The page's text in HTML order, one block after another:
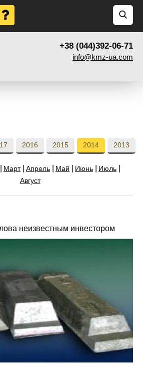
+38 (044)392-06-71
info@kmz-ua.com
2016 2015 2014 2013
Март Апрель Май Июнь
Июль
Август
неизвестным инвестором